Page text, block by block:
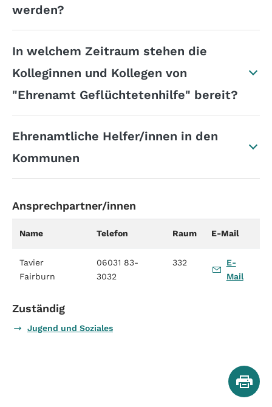
werden?
In welchem Zeitraum stehen die
Kolleginnen und Kollegen von
"Ehrenamt Geflüchtetenhilfe" bereit?
Ehrenamtliche Helfer/innen in den
Kommunen
Ansprechpartner/innen
Name Telefon Raum E-Mail
Tavier
Fairburn
06031 83-
3032
332
E-
Mail
Zuständig
Jugend und Soziales